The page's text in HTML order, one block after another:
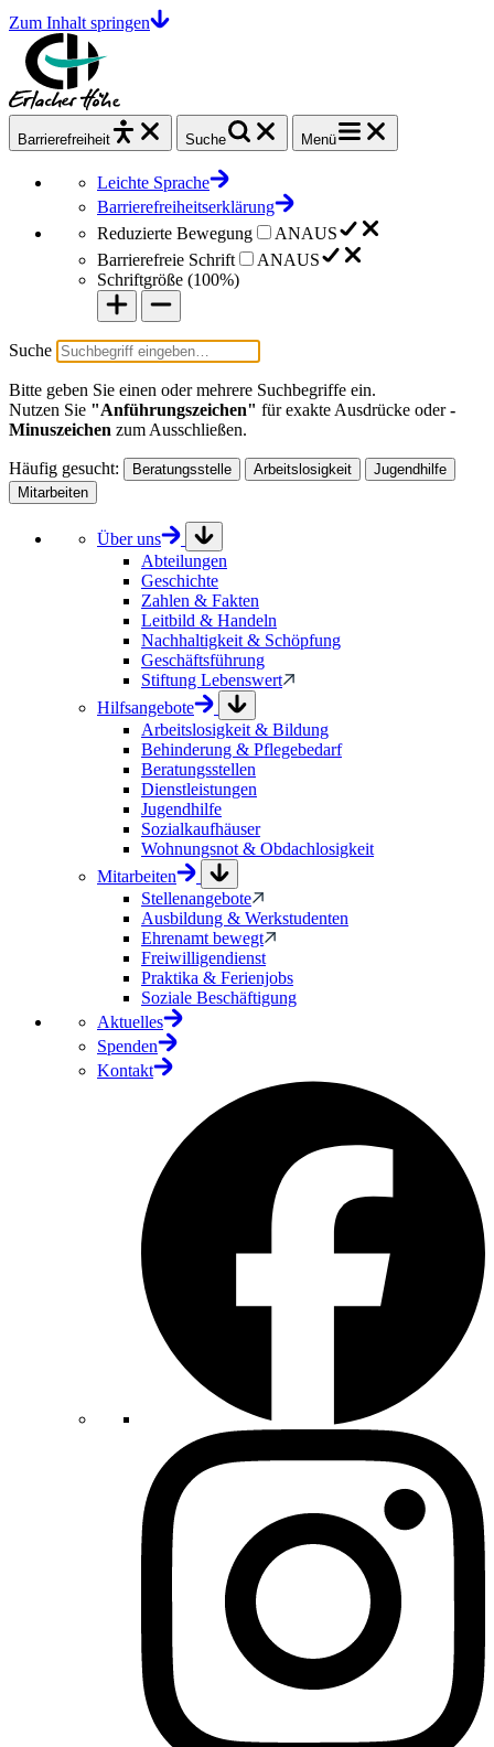
Zum Inhalt springen
Barrierefrei heit Suche Menü
Leichte Sprache
Barrierefreiheitserklärung
Reduzierte Bewegung
ANAUS
Barrierefreie Schrift
ANAUS
Schriftgröße (100%)
Suche
Bitte geben Sie einen oder mehrere Suchbegriffe ein.
Nutzen Sie "Anführungszeichen" für exakte Ausdrücke oder-
Minuszeichen zum Ausschließen.
Häufig gesucht: Beratungsstelle Arbeitslosigkeit
Jugendhilfe
Mitarbeiten
Über uns
Abteilungen
Geschichte
Zahlen & Fakten
Leitbild & Handeln
Nachhaltigkeit & Schöpfung
Geschäftsführung
Stiftung Lebenswert
Hilfsangebote
Arbeitslosigkeit & Bildung
Behinderung & Pflegebedarf
Beratungsstellen
Dienstleistungen
Jugendhilfe
Sozialkaufhäuser
Wohnungsnot & Obdachlosigkeit
Mitarbeiten
Stellenangebote
Ausbildung & Werkstudenten
Ehrenamt bewegt
Freiwilligendienst
Praktika & Ferienjobs
Soziale Beschäftigung
Aktuelles
Spenden
Kontakt